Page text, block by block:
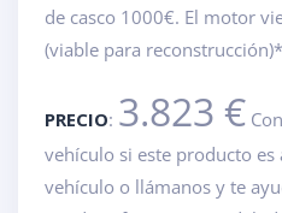
de casco 1000€. El motor
(viable para reconstrucción)*
PRECIO: 3.823 €
vehículo si este producto es
vehículo o llámanos y te